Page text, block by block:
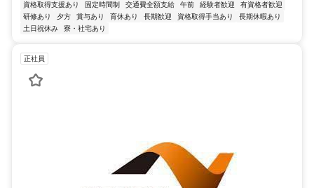
資格取得支援あり 固定時間制 交通費全額支給 午前 経験者歓迎
有資格者歓迎
研修あり
夕方 賞与あり 育休あり 長期歓迎 資格取得手当あり
長期休暇あり
土日祝休み
寮・社宅あり
正社員